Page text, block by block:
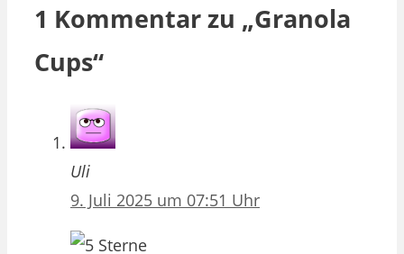
1 Kommentar zu „Granola
Cups“
Uli
9. Juli 2025 um 07:51 Uhr